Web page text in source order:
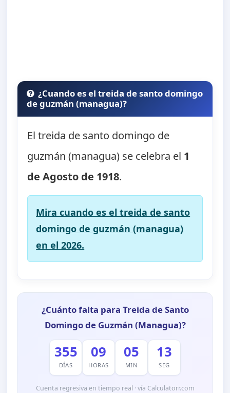
¿Cuando es el treida de santo domingo
de guzmán (managua)?
El treida de santo domingo de
guzmán (managua) se celebra el 1
de Agosto de 1918.
Mira cuando es el treida de santo
domingo de guzmán (managua)
en el 2026.
¿Cuánto falta para Treida de Santo
Domingo de Guzmán (Managua)?
355
DÍAS
09
HORAS
05
MIN
13
SEG
Cuenta regresiva en tiempo real · vía Calculatorr.com